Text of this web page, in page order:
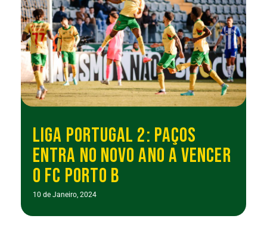
LIGA PORTUGAL 2: PAÇOS
ENTRA NO NOVO ANO A VENCER
O FC PORTO B
10 de Janeiro, 2024